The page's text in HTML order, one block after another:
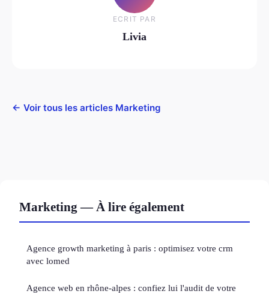
ECRIT PAR
Livia
← Voir tous les articles Marketing
Marketing — À lire également
Agence growth marketing à paris : optimisez votre crm
avec lomed
Agence web en rhône-alpes : confiez lui l'audit de votre